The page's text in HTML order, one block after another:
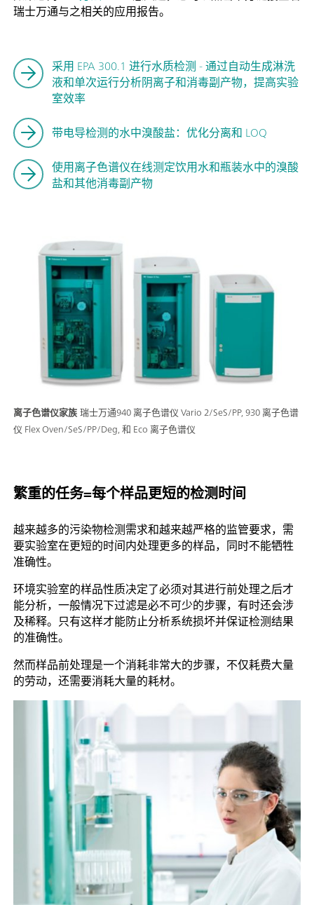
瑞士万通与之相关的应用报告。
采用 EPA 300.1 进行水质检测 - 通过自动生成淋洗
液和单次运行分析阴离子和消毒副产物，提高实验
室效率
带电导检测的水中溴酸盐：优化分离和 LOQ
使用离子色谱仪在线测定饮用水和瓶装水中的溴酸
盐和其他消毒副产物
离子色谱仪家族瑞士万通940 离子色谱仪 Vario 2/SeS/PP, 930 离子色谱
仪 Flex Oven/SeS/PP/Deg, 和 Eco 离子色谱仪
繁重的任务=每个样品更短的检测时间
越来越多的污染物检测需求和越来越严格的监管要求，需
要实验室在更短的时间内处理更多的样品，同时不能牺牲
准确性。
环境实验室的样品性质决定了必须对其进行前处理之后才
能分析，一般情况下过滤是必不可少的步骤，有时还会涉
及稀释。只有这样才能防止分析系统损坏并保证检测结果
的准确性。
然而样品前处理是一个消耗非常大的步骤，不仅耗费大量
的劳动，还需要消耗大量的耗材。